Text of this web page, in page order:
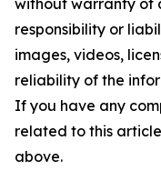
without warranty of
responsibility or
images, videos,
reliability of the
If you have any
related to this
above.